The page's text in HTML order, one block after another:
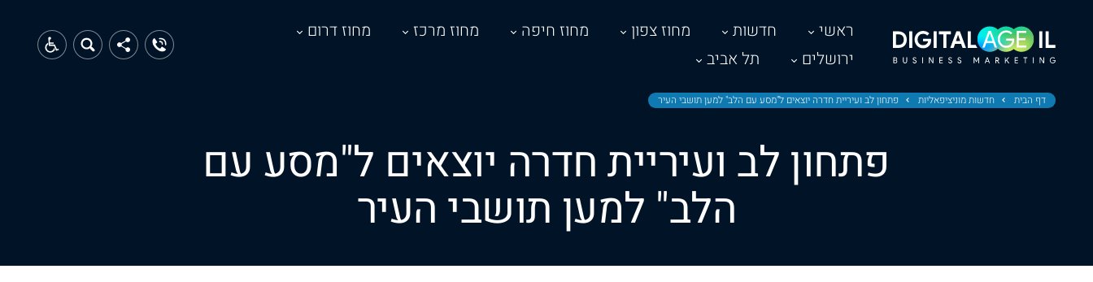
ראשי חדשות מחוז צפון מחוז חיפה מחוז מרכז
מחוז דרום
ירושלים
תל אביב
דף הבית חדשות מוניציפאליות פתחון לב ועיריית חדרה יוצאים ל"מסע עם הלב" למען תושבי העיר
פתחון לב ועיריית חדרה יוצאים ל"מסע עם
הלב" למען תושבי העיר